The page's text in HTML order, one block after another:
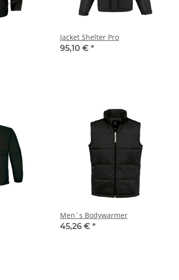
Jacket Shelter Pro
95,10 € *
Men´s Bodywarmer
45,26 € *